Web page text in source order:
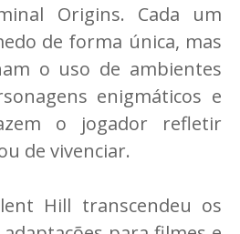
Origins. Cada um
de forma única, mas
o uso de ambientes
enigmáticos e
o jogador refletir
de vivenciar.
Hill transcendeu os